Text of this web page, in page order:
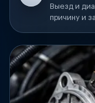
Выезд и
причину и